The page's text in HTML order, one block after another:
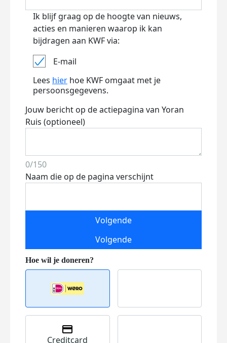
Ik blijf graag op de hoogte van nieuws,
acties en manieren waarop ik kan
bijdragen aan KWF via:
E-mail
Lees hier hoe KWF omgaat met je
persoonsgegevens.
Jouw bericht op de actiepagina van Yoran
Ruis (optioneel)
0/150
Naam die op de pagina verschijnt
Volgende
Volgende
Creditcard